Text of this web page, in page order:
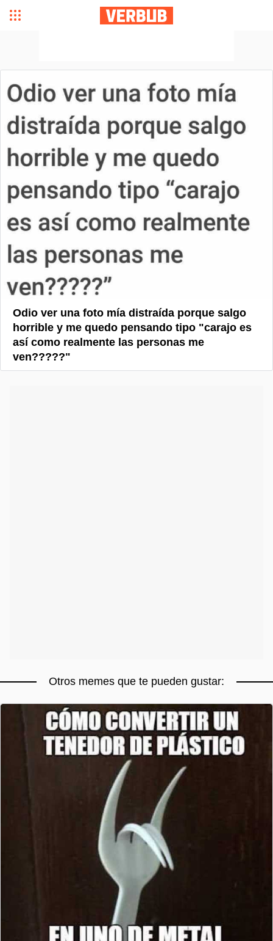
Odio ver una foto mía distraída porque salgo
horrible y me quedo pensando tipo "carajo es
así como realmente las personas me
ven?????"
Otros memes que te pueden gustar: